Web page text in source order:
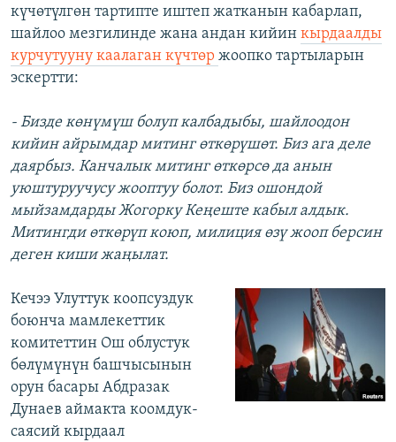
күчөтүлгөн тартипте иштеп жатканын кабарлап,
шайлоо мезгилинде жана андан кийин кырдаалды
курчутууну каалаган күчтөр жоопко тартыларын
эскертти:
- Бизде көнүмүш болуп калбадыбы, шайлоодон
кийин айрымдар митинг өткөрүшөт. Биз ага деле
даярбыз. Канчалык митинг өткөрсө да анын
уюштуруучусу жооптуу болот. Биз ошондой
мыйзамдарды Жогорку Кеңеште кабыл алдык.
Митингди өткөрүп коюп, милиция өзү жооп берсин
деген киши жаңылат.
Кечээ Улуттук коопсуздук
боюнча мамлекеттик
комитеттин Ош облустук
бөлүмүнүн башчысынын
орун басары Абдразак
Дунаев аймакта коомдук-
саясий кырдаал